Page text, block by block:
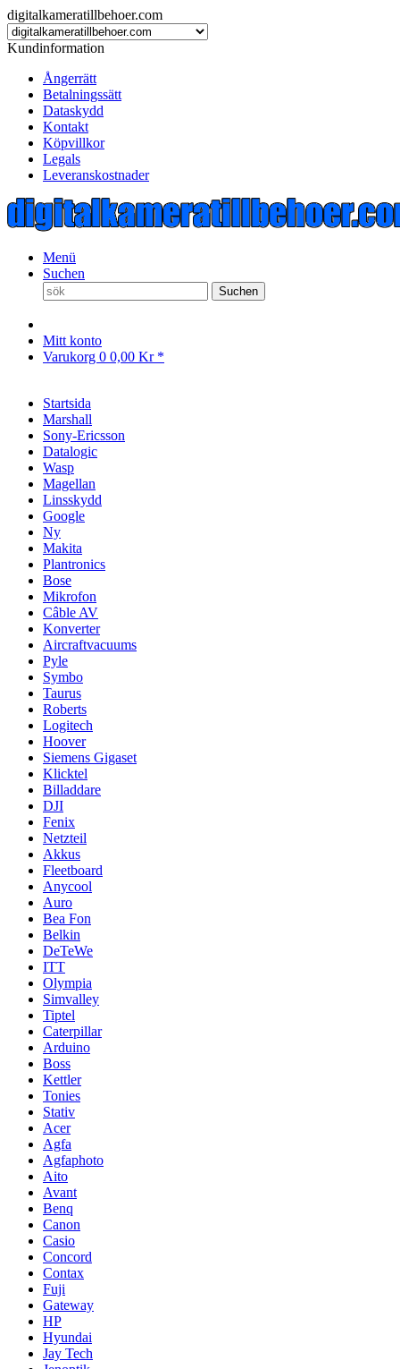
digitalkameratillbehoer.com
Kundinformation
Ångerrätt
Betalningssätt
Dataskydd
Kontakt
Köpvillkor
Legals
Leveranskostnader
Menü
Suchen
Suchen
Mitt konto
Varukorg 0 0,00 Kr *
Startsida
Marshall
Sony-Ericsson
Datalogic
Wasp
Magellan
Linsskydd
Google
Ny
Makita
Plantronics
Bose
Mikrofon
Câble AV
Konverter
Aircraftvacuums
Pyle
Symbo
Taurus
Roberts
Logitech
Hoover
Siemens Gigaset
Klicktel
Billaddare
DJI
Fenix
Netzteil
Akkus
Fleetboard
Anycool
Auro
Bea Fon
Belkin
DeTeWe
ITT
Olympia
Simvalley
Tiptel
Caterpillar
Arduino
Boss
Kettler
Tonies
Stativ
Acer
Agfa
Agfaphoto
Aito
Avant
Benq
Canon
Casio
Concord
Contax
Fuji
Gateway
HP
Hyundai
Jay Tech